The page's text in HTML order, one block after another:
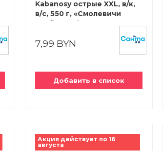
Kabanosy острые XXL, в/к,
в/с, 550 г, «Смолевичи
Бройлер» ф-л «Юнимит»
7,99 BYN
Добавить в список
Акция действует по 16
августа